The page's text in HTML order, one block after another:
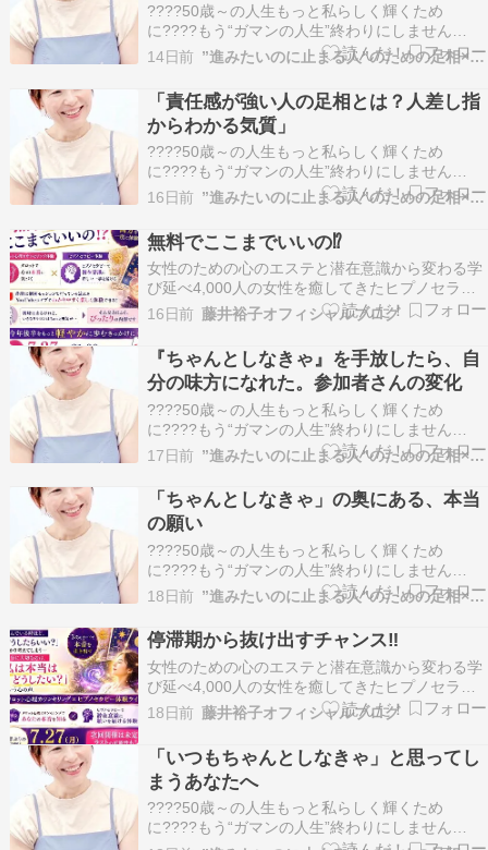
????50歳～の人生もっと私らしく輝くため
に????もう“ガマンの人生”終わりにしません
か？????このままで本当にいいのかな・・????
私って、いったい何者？????家族やパートナー、
職場の人間関係がしんどい????もっと自由に、心
豊かに幸せに生きたい！――そんなふうに感じ…
14日前 ”進みたいのに止まる人”のための足相×ヒプノセラピー
「責任感が強い人の足相とは？人差し指
からわかる気質」
????50歳～の人生もっと私らしく輝くため
に????もう“ガマンの人生”終わりにしません
か？????このままで本当にいいのかな・・????
私って、いったい何者？????家族やパートナー、
職場の人間関係がしんどい????もっと自由に、心
豊かに幸せに生きたい！――そんなふうに感じ…
16日前 ”進みたいのに止まる人”のための足相×ヒプノセラピー
無料でここまでいいの⁉️
女性のための心のエステと潜在意識から変わる学
び延べ4,000人の女性を癒してきたヒプノセラピ
ーフェイス サロン＆スクールを主宰しています藤
井裕子です。はじめましての方はこちらから自己
紹介▶ ブログにご訪問くださりありがとうござい
ます 無料でここまでいいの⁉️ 今回のライブでは、
…
16日前 藤井裕子オフィシャルブログ
『ちゃんとしなきゃ』を手放したら、自
分の味方になれた。参加者さんの変化
????50歳～の人生もっと私らしく輝くため
に????もう“ガマンの人生”終わりにしません
か？????このままで本当にいいのかな・・????
私って、いったい何者？????家族やパートナー、
職場の人間関係がしんどい????もっと自由に、心
豊かに幸せに生きたい！――そんなふうに感じ…
17日前 ”進みたいのに止まる人”のための足相×ヒプノセラピー
「ちゃんとしなきゃ」の奥にある、本当
の願い
????50歳～の人生もっと私らしく輝くため
に????もう“ガマンの人生”終わりにしません
か？????このままで本当にいいのかな・・????
私って、いったい何者？????家族やパートナー、
職場の人間関係がしんどい????もっと自由に、心
豊かに幸せに生きたい！――そんなふうに感じ…
18日前 ”進みたいのに止まる人”のための足相×ヒプノセラピー
停滞期から抜け出すチャンス‼️
女性のための心のエステと潜在意識から変わる学
び延べ4,000人の女性を癒してきたヒプノセラピ
ーフェイス サロン＆スクールを主宰しています藤
井裕子です。はじめましての方はこちらから自己
紹介▶ ブログにご訪問くださりありがとうござい
ます 停滞期から抜け出すチャンス‼️ 人は悩んで
い…
18日前 藤井裕子オフィシャルブログ
「いつもちゃんとしなきゃ」と思ってし
まうあなたへ
????50歳～の人生もっと私らしく輝くため
に????もう“ガマンの人生”終わりにしません